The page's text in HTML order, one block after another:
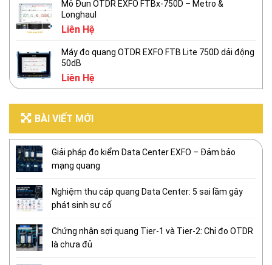
Mô Đun OTDR EXFO FTBx-750D – Metro &
Longhaul
Liên Hệ
Máy đo quang OTDR EXFO FTB Lite 750D dải động
50dB
Liên Hệ
BÀI VIẾT MỚI
Giải pháp đo kiểm Data Center EXFO – Đảm bảo
mạng quang
Nghiệm thu cáp quang Data Center: 5 sai lầm gây
phát sinh sự cố
Chứng nhận sợi quang Tier-1 và Tier-2: Chỉ đo OTDR
là chưa đủ